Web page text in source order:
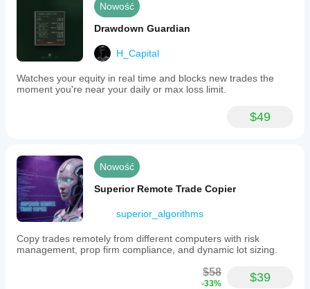
Nowość
Drawdown Guardian
H_Capital
Watches your equity in real time and blocks new trades the
moment you're near your daily or max loss limit.
$49
Nowość
Superior Remote Trade Copier
superior_algorithms
Copy trades remotely from different computers with risk
management, prop firm compliance, and dynamic lot sizing.
$58
-33% $39